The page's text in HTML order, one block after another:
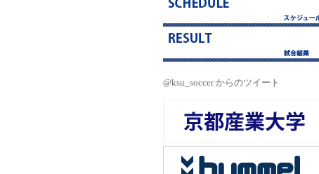
@ksu_soccer からのツイート